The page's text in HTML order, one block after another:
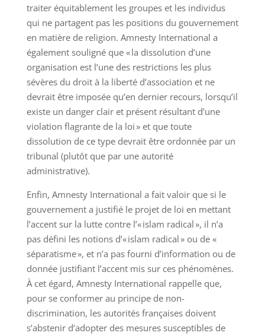
traiter équitablement les groupes et les individus
qui ne partagent pas les positions du gouvernement
en matière de religion. Amnesty International a
également souligné que « la dissolution d’une
organisation est l’une des restrictions les plus
sévères du droit à la liberté d’association et ne
devrait être imposée qu’en dernier recours, lorsqu’il
existe un danger clair et présent résultant d’une
violation flagrante de la loi » et que toute
dissolution de ce type devrait être ordonnée par un
tribunal (plutôt que par une autorité
administrative).
Enfin, Amnesty International a fait valoir que si le
gouvernement a justifié le projet de loi en mettant
l’accent sur la lutte contre l’« islam radical », il n’a
pas défini les notions d’« islam radical » ou de «
séparatisme », et n’a pas fourni d’information ou de
donnée justifiant l’accent mis sur ces phénomènes.
À cet égard, Amnesty International rappelle que,
pour se conformer au principe de non-
discrimination, les autorités françaises doivent
s’abstenir d’adopter des mesures susceptibles de